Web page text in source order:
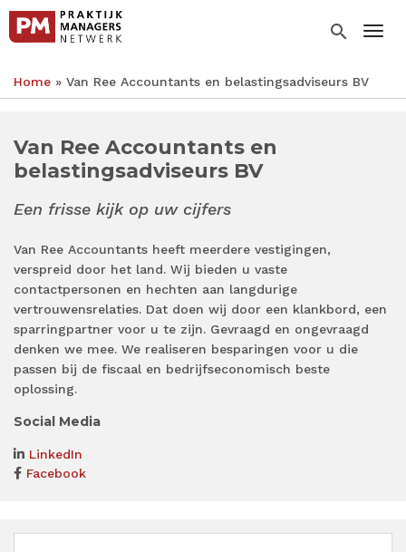
Overslaan
naar
inhoud
search
Home Van Ree Accountants en belastingsadviseurs BV
Van Ree Accountants en
belastingsadviseurs BV
Een frisse kijk op uw cijfers
Van Ree Accountants heeft meerdere vestigingen,
verspreid door het land. Wij bieden u vaste
contactpersonen en hechten aan langdurige
vertrouwensrelaties. Dat doen wij door een klankbord, een
sparringpartner voor u te zijn. Gevraagd en ongevraagd
denken we mee. We realiseren besparingen voor u die
passen bij de fiscaal en bedrijfseconomisch beste
oplossing.
Social Media
LinkedIn
Facebook